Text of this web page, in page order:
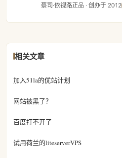
蔡司·依视路正品 · 创办于 2012
相关文章
加入51la的优站计划
网站被黑了？
百度打不开了
试用荷兰的liteserverVPS